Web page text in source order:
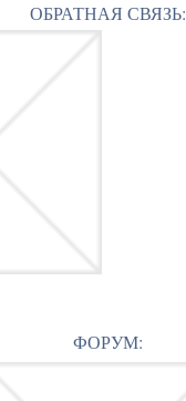
ОБРАТНАЯ СВЯЗЬ:
ФОРУМ: